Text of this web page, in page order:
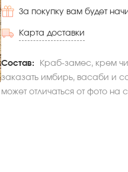
За покупку вам будет
Карта доставки
Состав:
Краб-замес, крем
заказать имбирь, васаби и
может отличаться от фото на